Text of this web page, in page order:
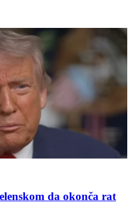
da okonča rat